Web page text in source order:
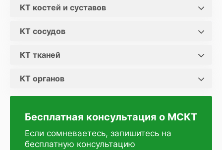
КТ костей и суставов
КТ сосудов
КТ тканей
КТ органов
Бесплатная консультация о МСКТ
Если сомневаетесь, запишитесь на
бесплатную консультацию